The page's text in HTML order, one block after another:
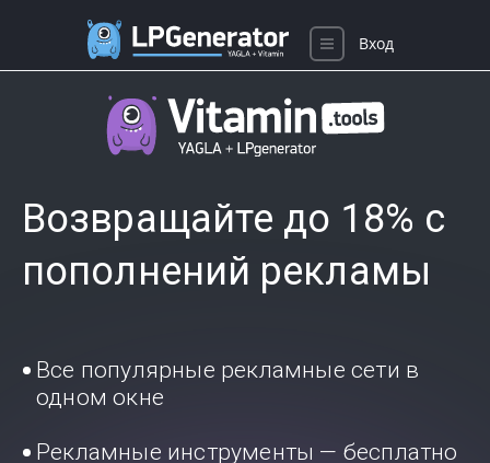
Возвращайте до 18% с
пополнений рекламы
Все популярные рекламные сети в
одном окне
Рекламные инструменты — бесплатно
Вход